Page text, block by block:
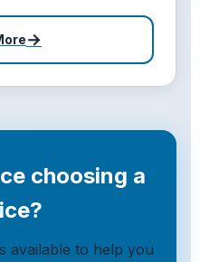
→
choosing a
available to help you